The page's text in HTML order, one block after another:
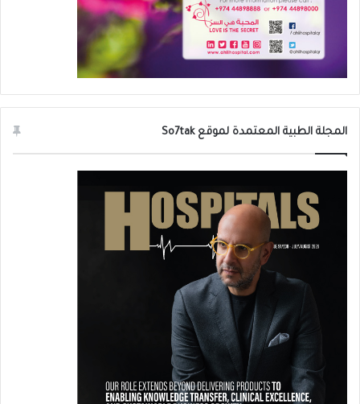
المجلة الطبية المعتمدة لموقع So7tak